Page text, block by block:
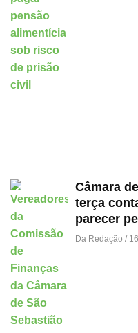
Câmara
terça
parecer
Da Redação